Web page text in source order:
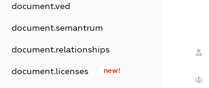
document.ved
document.semantrum
document.relationships
document.licenses new!